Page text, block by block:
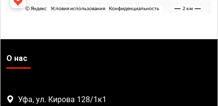
О нас
Уфа, ул. Кирова 128/1к1